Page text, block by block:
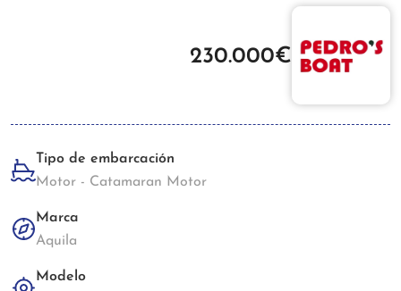
230.000€
Tipo de embarcación
Motor - Catamaran Motor
Marca
Aquila
Modelo